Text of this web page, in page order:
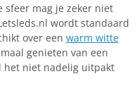
mag je zeker niet
wordt standaard
over een warm witte
genieten van een
het niet nadelig uitpakt